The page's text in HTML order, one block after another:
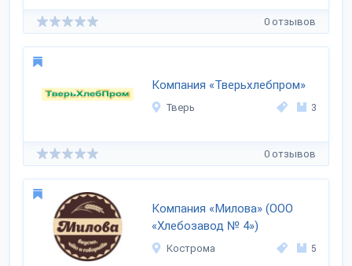
0 отзывов
Компания «Тверьхлебпром»
Тверь 3
0 отзывов
Компания «Милова» (ООО
«Хлебозавод № 4»)
Кострома 5